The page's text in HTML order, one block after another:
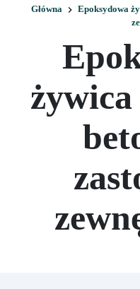
Główna
Epoksydowa